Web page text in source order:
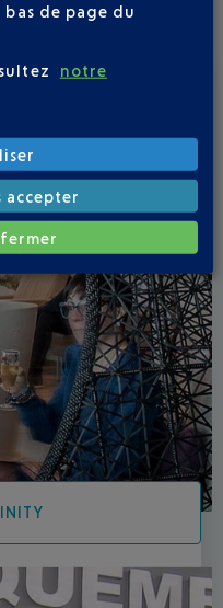
TERMINAL 2
bas de page du
notre
accepter